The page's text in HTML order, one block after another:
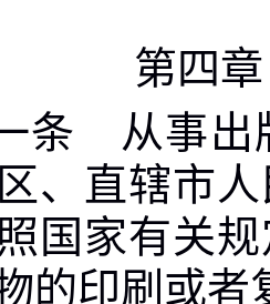
第四
条 从事出
、直辖市
国家有关
的印刷或者